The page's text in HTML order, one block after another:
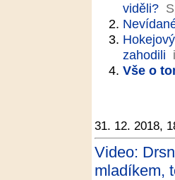
viděli?
zahodili
Vše o
31. 12. 2018,
Video:
mladíkem,